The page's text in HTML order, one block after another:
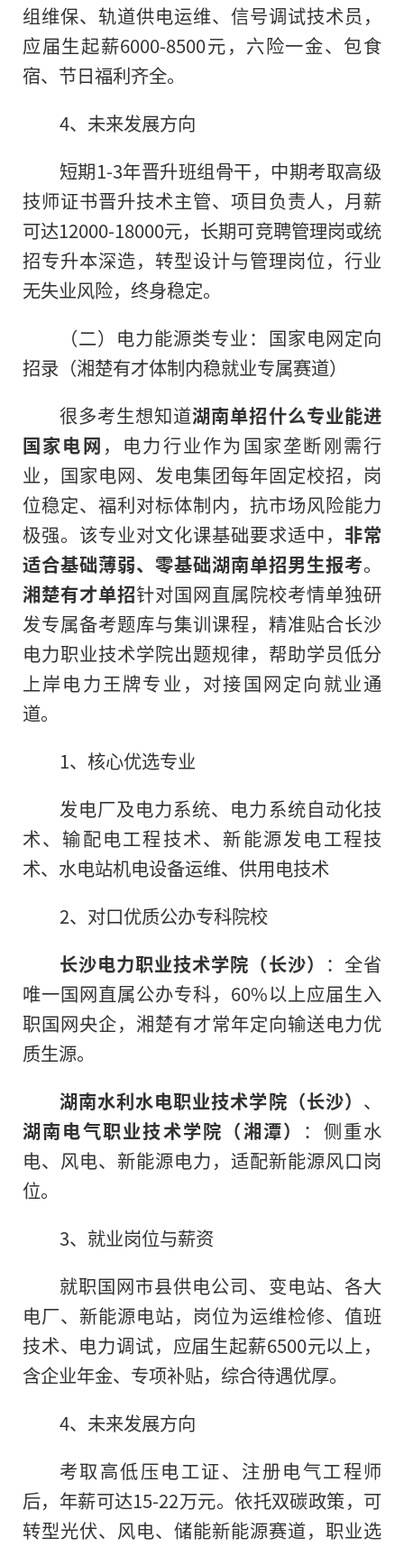
组维保、轨道供电运维、信号调试技术员，
应届生起薪6000-8500元，六险一金、包食
宿、节日福利齐全。
4、未来发展方向
短期1-3年晋升班组骨干，中期考取高级
技师证书晋升技术主管、项目负责人，月薪
可达12000-18000元，长期可竞聘管理岗或统
招专升本深造，转型设计与管理岗位，行业
无失业风险，终身稳定。
（二）电力能源类专业：国家电网定向
招录（湘楚有才体制内稳就业专属赛道）
很多考生想知道湖南单招什么专业能进
国家电网 ，电力行业作为国家垄断刚需行
业，国家电网、发电集团每年固定校招，岗
位稳定、福利对标体制内，抗市场风险能力
极强。该专业对文化课基础要求适中， 非常
适合基础薄弱、零基础湖南单招男生报考。
湘楚有才单招针对国网直属院校考情单独研
发专属备考题库与集训课程，精准贴合长沙
电力职业技术学院出题规律，帮助学员低分
上岸电力王牌专业，对接国网定向就业通
道。
1、核心优选专业
发电厂及电力系统、电力系统自动化技
术、输配电工程技术、新能源发电工程技
术、水电站机电设备运维、供用电技术
2、对口优质公办专科院校
长沙电力职业技术学院（长沙） ：全省
唯一国网直属公办专科，60%以上应届生入
职国网央企，湘楚有才常年定向输送电力优
质生源。
湖南水利水电职业技术学院（长沙） 、
湖南电气职业技术学院（湘潭） ：侧重水
电、风电、新能源电力，适配新能源风口岗
位。
3、就业岗位与薪资
就职国网市县供电公司、变电站、各大
电厂、新能源电站，岗位为运维检修、值班
技术、电力调试，应届生起薪6500元以上，
含企业年金、专项补贴，综合待遇优厚。
4、未来发展方向
考取高低压电工证、注册电气工程师
后，年薪可达15-22万元。依托双碳政策，可
转型光伏、风电、储能新能源赛道，职业选